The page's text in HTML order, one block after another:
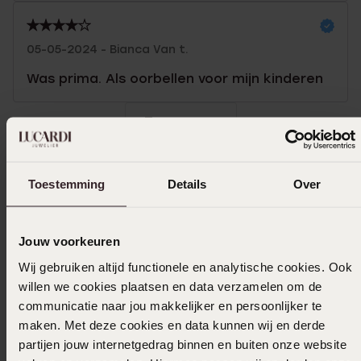
Toestemming Details Over
Jouw voorkeuren
Wij gebruiken altijd functionele en analytische cookies. Ook
willen we cookies plaatsen en data verzamelen om de
communicatie naar jou makkelijker en persoonlijker te
maken. Met deze cookies en data kunnen wij en derde
partijen jouw internetgedrag binnen en buiten onze website
05-05-2024 - Bianca Van t.
Was prima. Als oorbellen voor mijn kinderen
Toon meer
Uitverkocht
Ook leuk voor jou